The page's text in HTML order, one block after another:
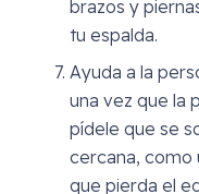
brazos y
tu espalda.
Ayuda a la
una vez que la
pídele que se
cercana, como
que pierda el